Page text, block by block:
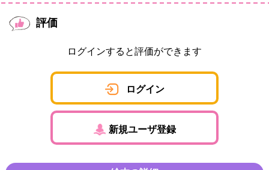
評価
ログインすると評価ができます
ログイン
新規ユーザ登録